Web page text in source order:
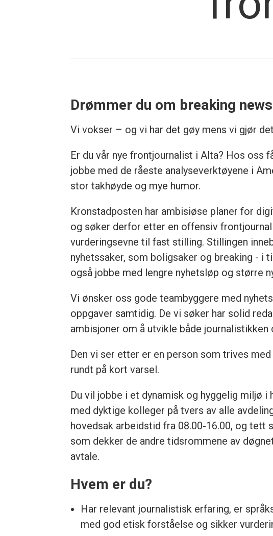
Drømmer du om breaking
Vi vokser – og vi har det gøy mens vi gjør
Er du vår nye frontjournalist i Alta? Hos oss
jobbe med de råeste analyseverktøyene i
stor takhøyde og mye humor.
Kronstadposten har ambisiøse planer for
og søker derfor etter en offensiv
vurderingsevne til fast stilling. Stillingen
nyhetssaker, som boligsaker og breaking - i
også jobbe med lengre nyhetsløp og større
Vi ønsker oss gode teambyggere med
oppgaver samtidig. De vi søker har solid
ambisjoner om å utvikle både journalistikken
Den vi ser etter er en person som trives
rundt på kort varsel.
Du vil jobbe i et dynamisk og hyggelig miljø
med dyktige kolleger på tvers av alle
hovedsak arbeidstid fra 08.00-16.00, og tett
som dekker de andre tidsrommene av
avtale.
Hvem er du?
Har relevant journalistisk erfaring, er
med god etisk forståelse og sikker